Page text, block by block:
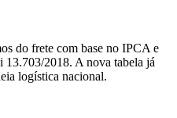
do frete com base no IPCA e
2018. A nova tabela já
logística nacional.